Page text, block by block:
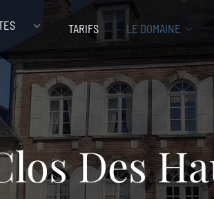
TARIFS LE DOMAINE
Des